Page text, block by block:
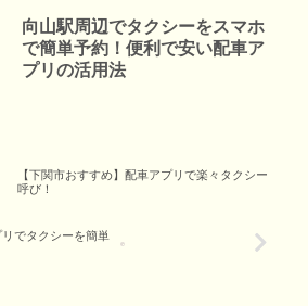
向山駅周辺でタクシーをスマホ
で簡単予約！便利で安い配車ア
プリの活用法
【下関市おすすめ】配車アプリで楽々タクシー
呼び！
リでタクシーを簡単